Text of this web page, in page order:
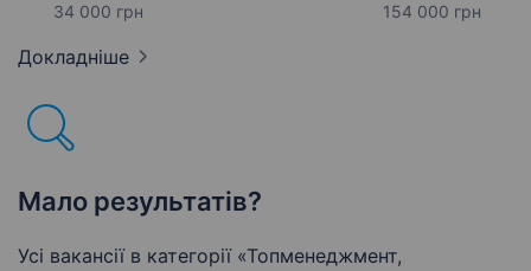
34 000 грн 154 000 грн
Докладніше
Мало результатів?
Усі вакансії в категорії «Топменеджмент,